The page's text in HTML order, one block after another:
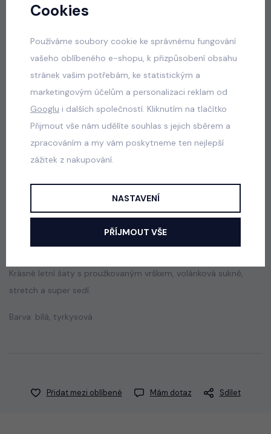
Luxury royal blue dress
550 Kč
Luxury Smaragd dress - luxusní dívčí šaty
skladem
Jak vybrat správnou velikost?
Krásné letní šaty s proužkovaným vrškem, volánková sukně,
stretch a super sedí.
Barva: bílá, tyrkysová
Přidat mezi oblíbené Mám dotaz Sdílet
Cookies
Používáme soubory cookie ke správnému fungování
vašeho oblíbeného e-shopu, k přizpůsobení obsahu
stránek vašim potřebám, ke statistickým a
marketingovým účelům a personalizaci reklam od
Googlu i dalších společností. Kliknutím na tlačítko
Přijmout vše nám udělíte souhlas s jejich sběrem a
zpracováním a my vám poskytneme ten nejlepší
zážitek z nakupování.
NASTAVENÍ
PŘÍJMOUT VŠE